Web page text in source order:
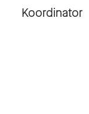
Koordinator